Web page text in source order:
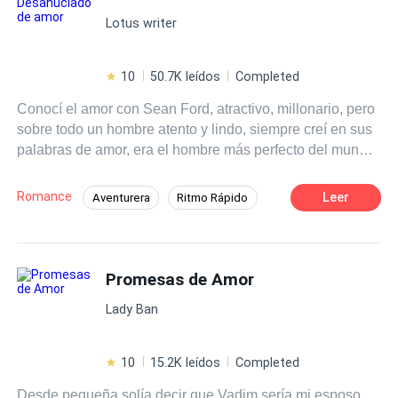
enfrentarlo todo por recuperar a su verdadero amor.
ContemporáneaLotus writer
10 50.7K leídos Completed
Conocí el amor con Sean Ford, atractivo, millonario, pero
sobre todo un hombre atento y lindo, siempre creí en sus
palabras de amor, era el hombre más perfecto del mundo
encontré con su asistente en la cama. Fue decepcionante
y la primera de muchas veces que me lastimará aunque
perdón la costumbre, Margareth O'Neill
Romance Aventurera Ritmo Rápido
CEO
Leer
Promesas de Amor
Lady Ban
10 15.2K leídos Completed